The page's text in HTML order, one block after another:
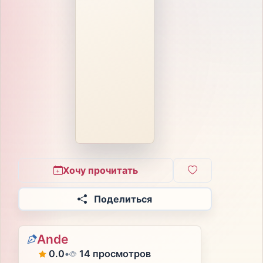
Хочу прочитать
Поделиться
Ande
0.0• 14 просмотров